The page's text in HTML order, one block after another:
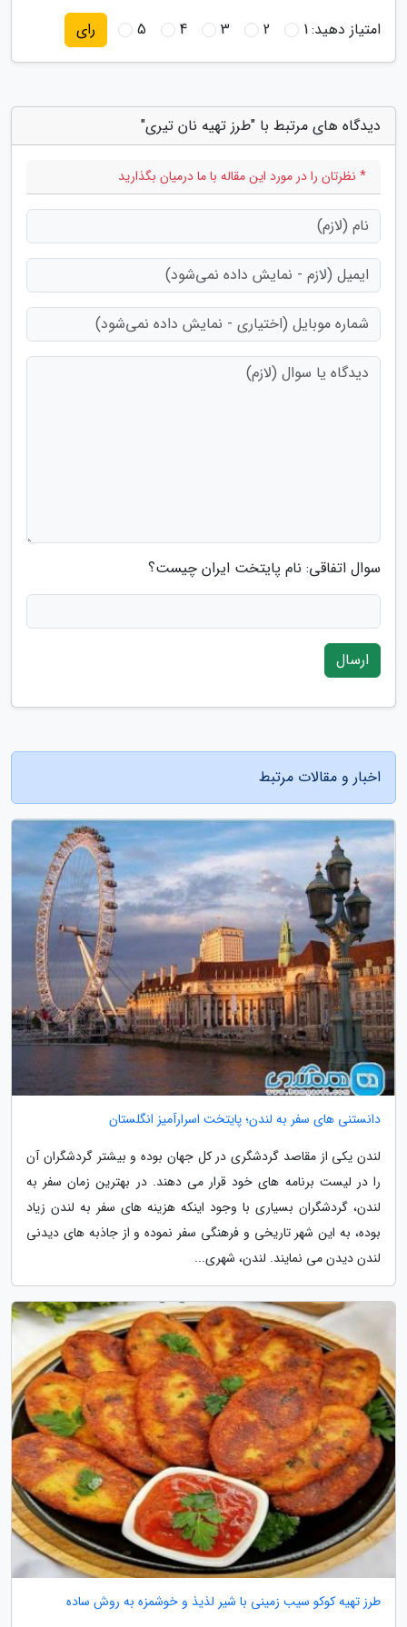
امتیاز دهید:1
2
3
4
5 رای
دیدگاه های مرتبط با "طرز تهیه نان تیری"
* نظرتان را در مورد این مقاله با ما درمیان بگذارید
سوال اتفاقی: نام پایتخت ایران چیست؟
ارسال
اخبار و مقالات مرتبط
دانستنی های سفر به لندن؛ پایتخت اسرارآمیز انگلستان
لندن یکی از مقاصد گردشگری در کل جهان بوده و بیشتر گردشگران آن
را در لیست برنامه های خود قرار می دهند. در بهترین زمان سفر به
لندن، گردشگران بسیاری با وجود اینکه هزینه های سفر به لندن زیاد
بوده، به این شهر تاریخی و فرهنگی سفر نموده و از جاذبه های دیدنی
لندن دیدن می نمایند. لندن، شهری...
طرز تهیه کوکو سیب زمینی با شیر لذیذ و خوشمزه به روش ساده